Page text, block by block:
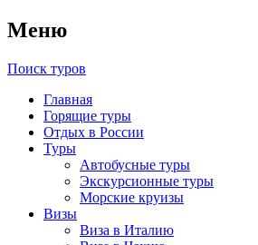
Меню
Поиск туров
Главная
Горящие туры
Отдых в России
Туры
Автобусные туры
Экскурсионные туры
Морские круизы
Визы
Виза в Италию